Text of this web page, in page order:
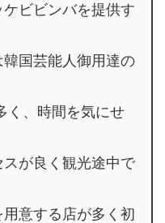
ビビンバを提供す
国芸能人御用達の
く、時間を気にせ
が良く観光途中で
意する店が多く初